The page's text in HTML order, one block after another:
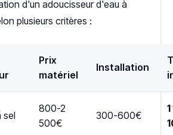
d'un adoucisseur d'eau à
plusieurs critères :
Prix
matériel
Installation
sel
800-2
500€
300-600€